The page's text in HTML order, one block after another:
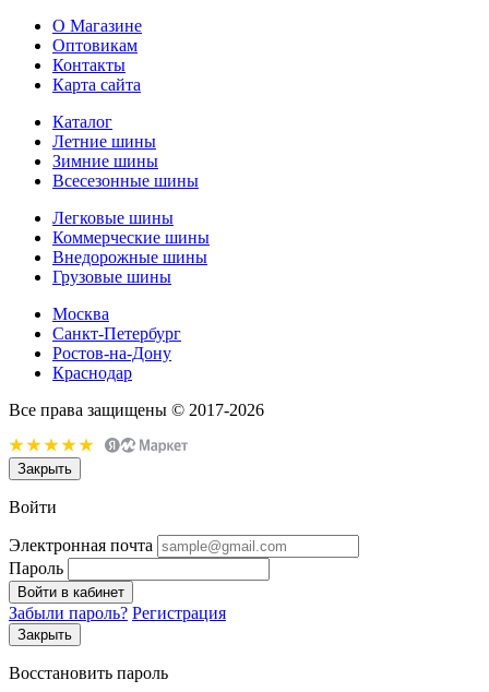
О Магазине
Оптовикам
Контакты
Карта сайта
Каталог
Летние шины
Зимние шины
Всесезонные шины
Легковые шины
Коммерческие шины
Внедорожные шины
Грузовые шины
Москва
Санкт-Петербург
Ростов-на-Дону
Краснодар
Все права защищены © 2017-2026
Закрыть
Войти
Электронная почта
Пароль
Войти в кабинет
Забыли пароль? Регистрация
Закрыть
Восстановить пароль